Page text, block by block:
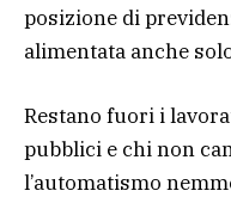
posizione di
alimentata anche
Restano fuori i
pubblici e chi non
l’automatismo